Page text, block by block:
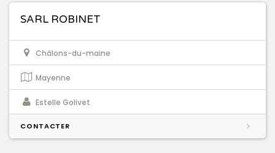
SARL ROBINET
Châlons-du-maine
Mayenne
Estelle Golivet
CONTACTER